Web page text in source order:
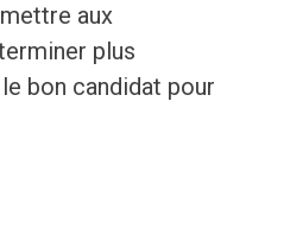
aux
plus
bon candidat pour